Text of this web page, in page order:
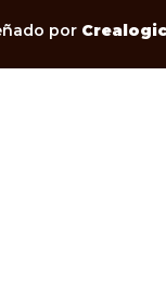
por Crealogic